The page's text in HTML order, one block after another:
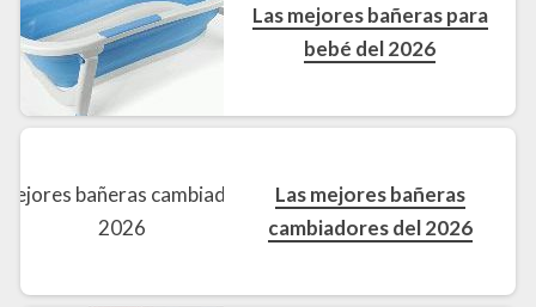
Las mejores bañeras para
bebé del 2026
Las mejores bañeras
cambiadores del 2026